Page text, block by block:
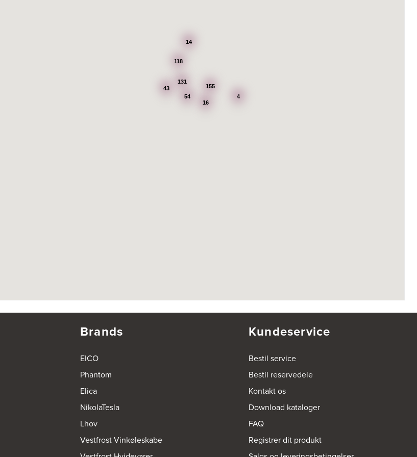
155
131
118
16
43
54
4
14
Brands
EICO
Phantom
Elica
NikolaTesla
Lhov
Vestfrost Vinkøleskabe
Kundeservice
Bestil service
Bestil reservedele
Kontakt os
Download kataloger
FAQ
Registrer dit produkt